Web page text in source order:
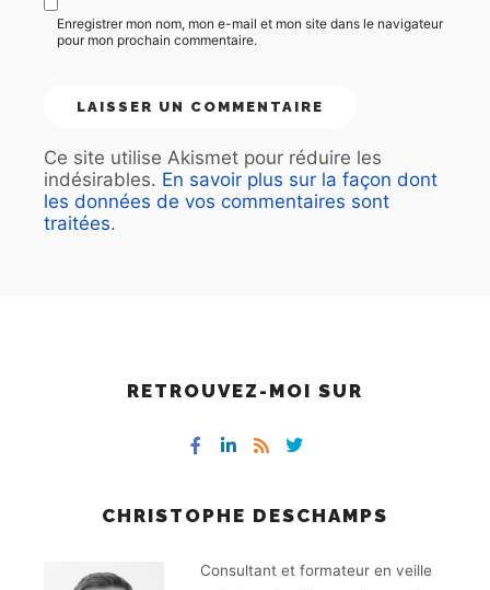
Enregistrer mon nom, mon e-mail et mon site dans le navigateur
pour mon prochain commentaire.
Ce site utilise Akismet pour réduire les
indésirables. En savoir plus sur la façon dont
les données de vos commentaires sont
traitées.
RETROUVEZ-MOI SUR
CHRISTOPHE DESCHAMPS
Consultant et formateur en veille